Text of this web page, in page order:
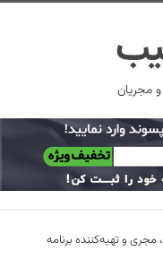
مجریان
و تهیه‌کننده برنامه